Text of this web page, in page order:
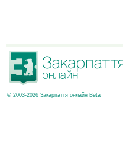
© 2003-2026 Закарпаття онлайн Beta